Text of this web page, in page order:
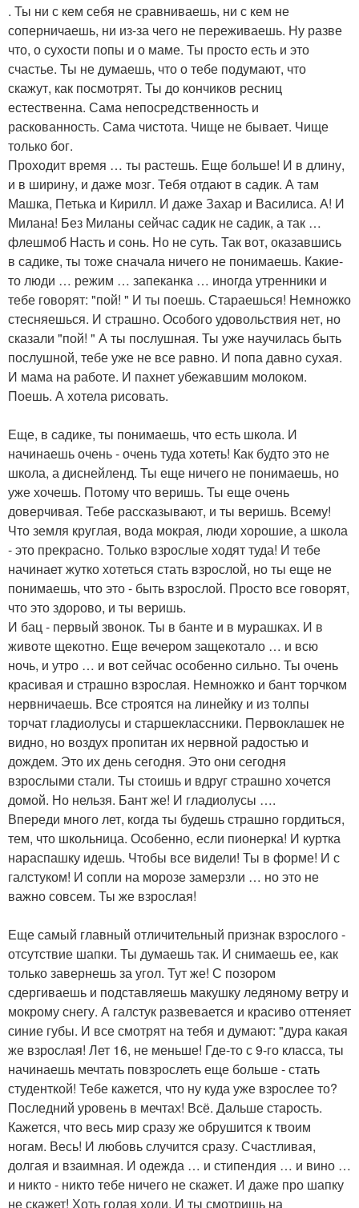
. Ты ни с кем себя не сравниваешь, ни с кем не
соперничаешь, ни из-за чего не переживаешь. Ну разве
что, о сухости попы и о маме. Ты просто есть и это
счастье. Ты не думаешь, что о тебе подумают, что
скажут, как посмотрят. Ты до кончиков ресниц
естественна. Сама непосредственность и
раскованность. Сама чистота. Чище не бывает. Чище
только бог.
Проходит время … ты растешь. Еще больше! И в длину,
и в ширину, и даже мозг. Тебя отдают в садик. А там
Машка, Петька и Кирилл. И даже Захар и Василиса. А! И
Милана! Без Миланы сейчас садик не садик, а так …
флешмоб Насть и сонь. Но не суть. Так вот, оказавшись
в садике, ты тоже сначала ничего не понимаешь. Какие-
то люди … режим … запеканка … иногда утренники и
тебе говорят: "пой! " И ты поешь. Стараешься! Немножко
стесняешься. И страшно. Особого удовольствия нет, но
сказали "пой! " А ты послушная. Ты уже научилась быть
послушной, тебе уже не все равно. И попа давно сухая.
И мама на работе. И пахнет убежавшим молоком.
Поешь. А хотела рисовать.
Еще, в садике, ты понимаешь, что есть школа. И
начинаешь очень - очень туда хотеть! Как будто это не
школа, а диснейленд. Ты еще ничего не понимаешь, но
уже хочешь. Потому что веришь. Ты еще очень
доверчивая. Тебе рассказывают, и ты веришь. Всему!
Что земля круглая, вода мокрая, люди хорошие, а школа
- это прекрасно. Только взрослые ходят туда! И тебе
начинает жутко хотеться стать взрослой, но ты еще не
понимаешь, что это - быть взрослой. Просто все говорят,
что это здорово, и ты веришь.
И бац - первый звонок. Ты в банте и в мурашках. И в
животе щекотно. Еще вечером защекотало … и всю
ночь, и утро … и вот сейчас особенно сильно. Ты очень
красивая и страшно взрослая. Немножко и бант торчком
нервничаешь. Все строятся на линейку и из толпы
торчат гладиолусы и старшеклассники. Первоклашек не
видно, но воздух пропитан их нервной радостью и
дождем. Это их день сегодня. Это они сегодня
взрослыми стали. Ты стоишь и вдруг страшно хочется
домой. Но нельзя. Бант же! И гладиолусы ….
Впереди много лет, когда ты будешь страшно гордиться,
тем, что школьница. Особенно, если пионерка! И куртка
нараспашку идешь. Чтобы все видели! Ты в форме! И с
галстуком! И сопли на морозе замерзли … но это не
важно совсем. Ты же взрослая!
Еще самый главный отличительный признак взрослого -
отсутствие шапки. Ты думаешь так. И снимаешь ее, как
только завернешь за угол. Тут же! С позором
сдергиваешь и подставляешь макушку ледяному ветру и
мокрому снегу. А галстук развевается и красиво оттеняет
синие губы. И все смотрят на тебя и думают: "дура какая
же взрослая! Лет 16, не меньше! Где-то с 9-го класса, ты
начинаешь мечтать повзрослеть еще больше - стать
студенткой! Тебе кажется, что ну куда уже взрослее то?
Последний уровень в мечтах! Всё. Дальше старость.
Кажется, что весь мир сразу же обрушится к твоим
ногам. Весь! И любовь случится сразу. Счастливая,
долгая и взаимная. И одежда … и стипендия … и вино …
и никто - никто тебе ничего не скажет. И даже про шапку
не скажет! Хоть голая ходи. И ты смотришь на